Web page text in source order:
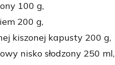
100 g,
200 g,
kiszonej kapusty 200 g,
nisko słodzony 250 ml,